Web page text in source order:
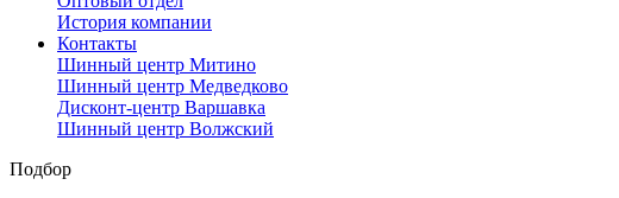
История компании
Контакты
Шинный центр Митино
Шинный центр Медведково
Дисконт-центр Варшавка
Шинный центр Волжский
Подбор